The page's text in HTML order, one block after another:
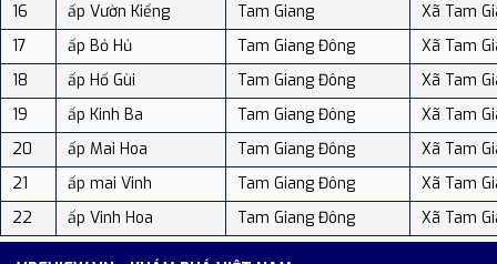
16
ấp Vườn Kiểng Tam Giang
Xã Tam
17
ấp Bỏ Hủ Tam Giang Đông
Xã Tam
18
ấp Hố Gùi Tam Giang Đông
Xã Tam
19
ấp Kinh Ba Tam Giang Đông
Xã Tam
20
ấp Mai Hoa Tam Giang Đông
Xã Tam
21
ấp mai Vinh Tam Giang Đông
Xã Tam
22
ấp Vinh Hoa Tam Giang Đông Xã Tam